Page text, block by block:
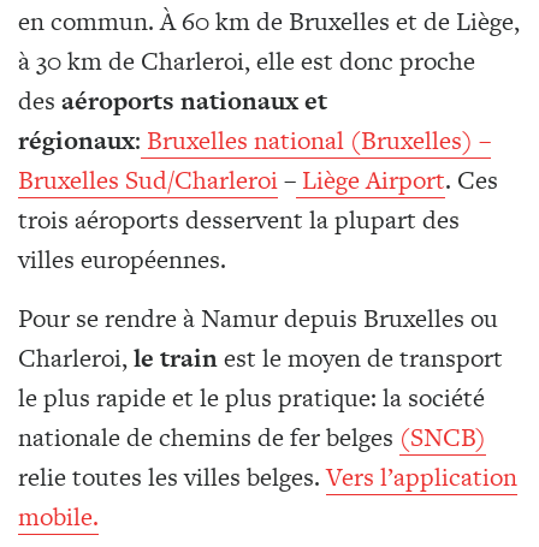
en commun. À 60 km de Bruxelles et de Liège,
à 30 km de Charleroi, elle est donc proche
des aéroports nationaux et
régionaux: Bruxelles national (Bruxelles) –
Bruxelles Sud/Charleroi– Liège Airport. Ces
trois aéroports desservent la plupart des
villes européennes.
Pour se rendre à Namur depuis Bruxelles ou
Charleroi,le trainest le moyen de transport
le plus rapide et le plus pratique: la société
nationale de chemins de fer belges (SNCB)
relie toutes les villes belges.Vers l’application
mobile.